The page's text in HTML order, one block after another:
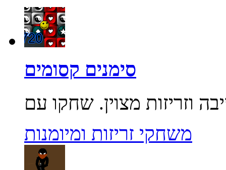
סימנים קסומים
משחקי זריזות ומיומנות